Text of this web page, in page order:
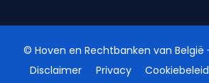
© Hoven en Rechtbanken van België
Disclaimer
Privacy
Cookiebeleid